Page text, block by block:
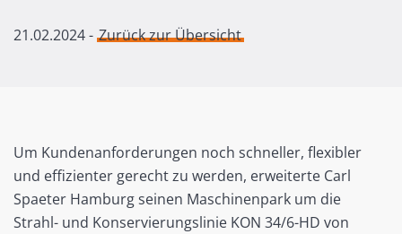
21.02.2024- Zurück zur Übersicht
Um Kundenanforderungen noch schneller, flexibler
und effizienter gerecht zu werden, erweiterte Carl
Spaeter Hamburg seinen Maschinenpark um die
Strahl- und Konservierungslinie KON 34/6-HD von